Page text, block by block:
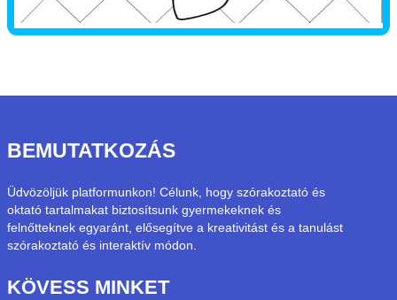
BEMUTATKOZÁS
Üdvözöljük platformunkon! Célunk, hogy szórakoztató és
oktató tartalmakat biztosítsunk gyermekeknek és
felnőtteknek egyaránt, elősegítve a kreativitást és a tanulást
szórakoztató és interaktív módon.
KÖVESS MINKET